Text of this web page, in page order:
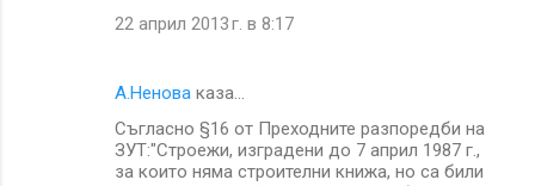
22 април 2013 г. в 8:17
А.Ненова каза…
Съгласно §16 от Преходните разпоредби на
ЗУТ:"Строежи, изградени до 7 април 1987 г.,
за които няма строителни книжа, но са били